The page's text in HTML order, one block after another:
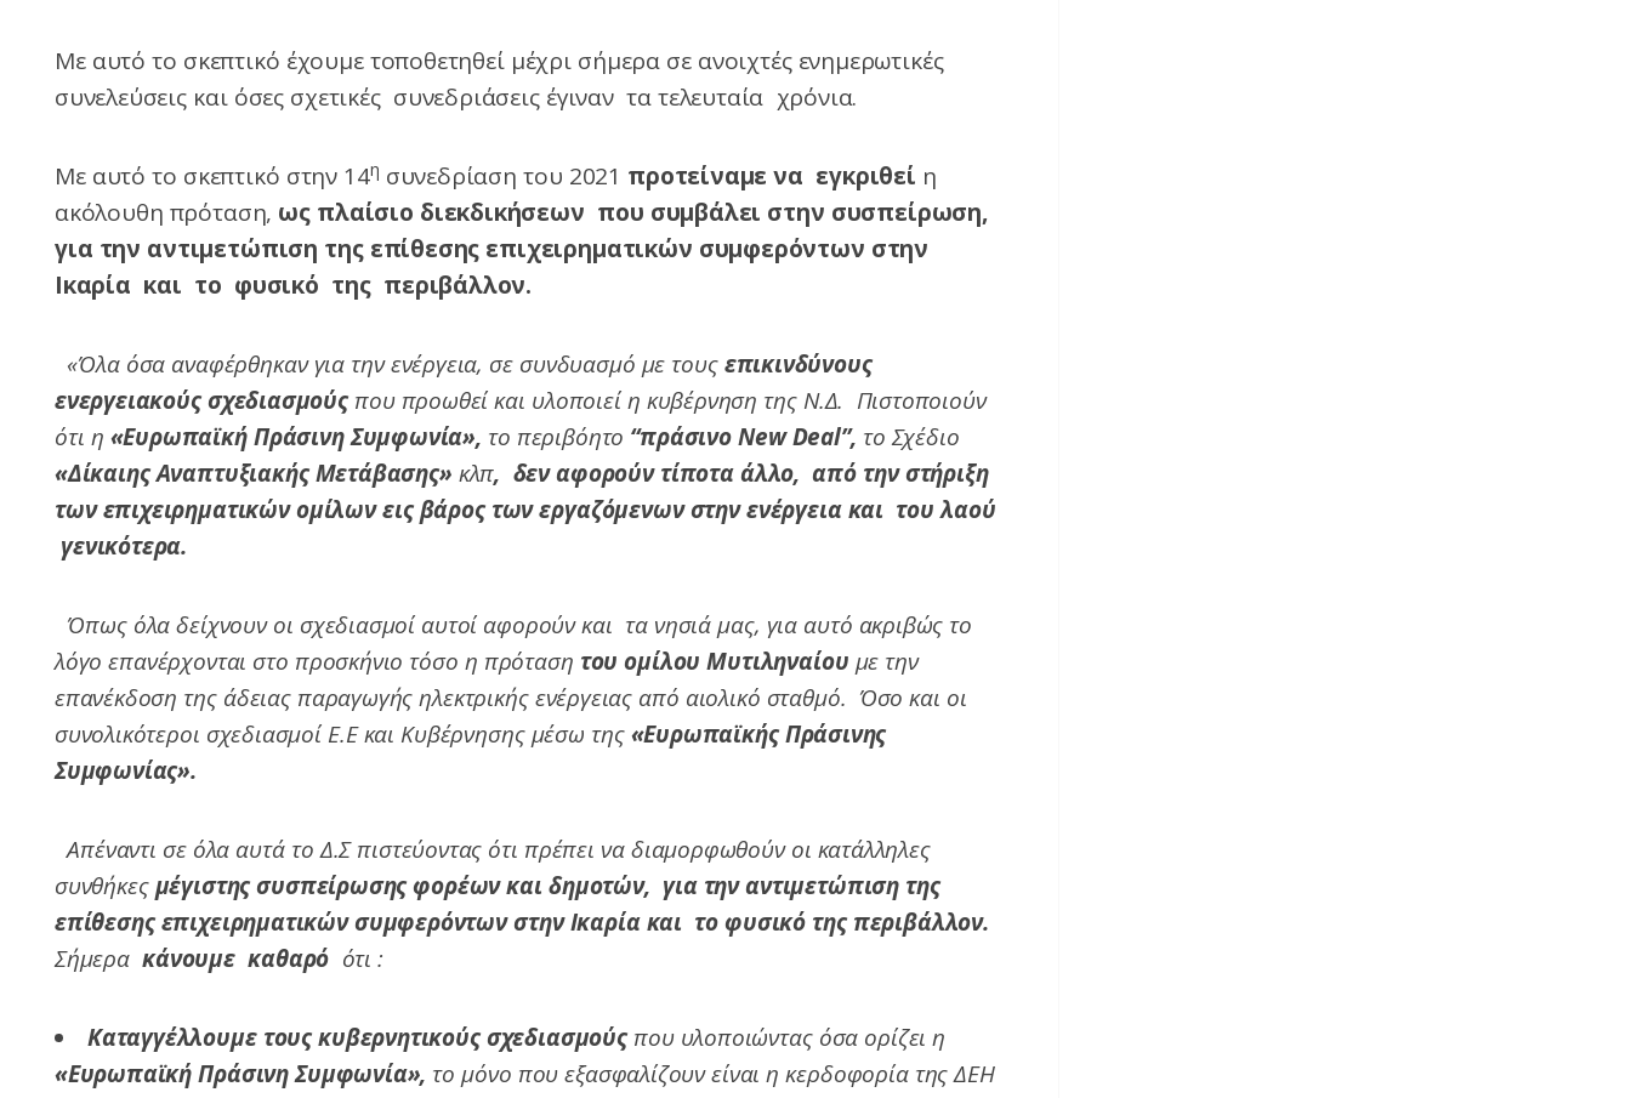
Με αυτό το σκεπτικό έχουμε τοποθετηθεί μέχρι σήμερα σε ανοιχτές ενημερωτικές
συνελεύσεις και όσες σχετικές συνεδριάσεις έγιναν τα τελευταία χρόνια.
Με αυτό το σκεπτικό στην 14η συνεδρίαση του 2021 προτείναμε να εγκριθεί η
ακόλουθη πρόταση, ως πλαίσιο διεκδικήσεων που συμβάλει στην συσπείρωση,
για την αντιμετώπιση της επίθεσης επιχειρηματικών συμφερόντων στην
Ικαρία και το φυσικό της περιβάλλον.
«Όλα όσα αναφέρθηκαν για την ενέργεια, σε συνδυασμό με τουςεπικινδύνους
ενεργειακούς σχεδιασμούςπου προωθεί και υλοποιεί η κυβέρνηση της Ν.Δ. Πιστοποιούν
ότι η «Ευρωπαϊκή Πράσινη Συμφωνία», το περιβόητο “πράσινο New Deal”, το Σχέδιο
«Δίκαιης Αναπτυξιακής Μετάβασης» κλπ, δεν αφορούν τίποτα άλλο, από την στήριξη
των επιχειρηματικών ομίλων εις βάρος των εργαζόμενων στην ενέργεια και του λαού
γενικότερα.
Όπως όλα δείχνουν οι σχεδιασμοί αυτοί αφορούν και τα νησιά μας, για αυτό ακριβώς το
λόγο επανέρχονται στο προσκήνιο τόσο η πρόταση του ομίλου Μυτιληναίου με την
επανέκδοση της άδειας παραγωγής ηλεκτρικής ενέργειας από αιολικό σταθμό. Όσο και οι
συνολικότεροι σχεδιασμοί Ε.Ε και Κυβέρνησης μέσω της«Ευρωπαϊκής Πράσινης
Συμφωνίας».
Απέναντι σε όλα αυτά το Δ.Σ πιστεύοντας ότι πρέπει να διαμορφωθούν οι κατάλληλες
συνθήκεςμέγιστης συσπείρωσης φορέων και δημοτών, για την αντιμετώπιση της
επίθεσης επιχειρηματικών συμφερόντων στην Ικαρία και το φυσικό της περιβάλλον.
Σήμερακάνουμε καθαρό ότι :
Καταγγέλλουμε τους κυβερνητικούς σχεδιασμούς που υλοποιώντας όσα ορίζει η
«Ευρωπαϊκή Πράσινη Συμφωνία», το μόνο που εξασφαλίζουν είναι η κερδοφορία της ΔΕΗ